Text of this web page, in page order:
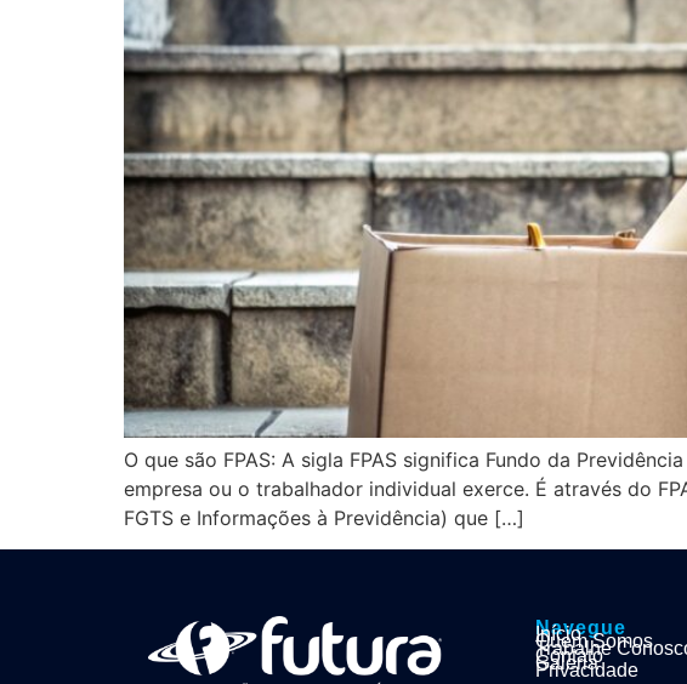
O que são FPAS: A sigla FPAS significa Fundo da
empresa ou o trabalhador individual exerce. É através do
FGTS e Informações à Previdência) que […]
Navegue
Início
Quem Somos
Trabalhe
Contato
Galeria
Privacidade